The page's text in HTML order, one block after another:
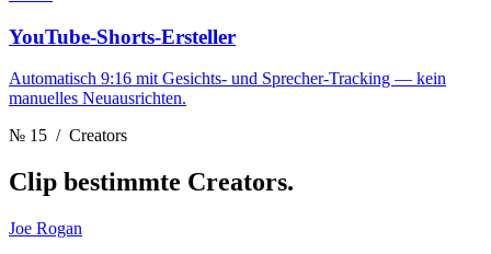
YouTube-Shorts-Ersteller
Automatisch 9:16 mit Gesichts- und Sprecher-Tracking — kein
manuelles Neuausrichten.
№ 15 / Creators
Clip bestimmte Creators.
Joe Rogan